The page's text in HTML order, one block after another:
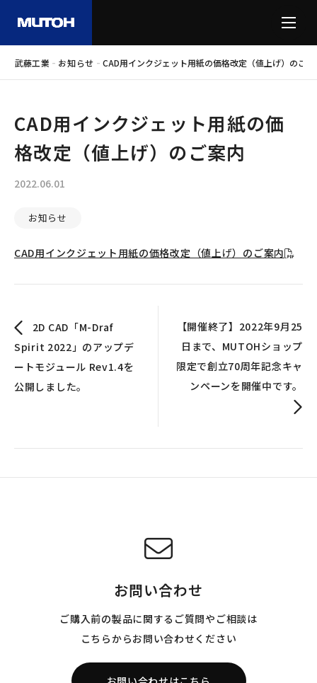
武藤工業 - お知らせ - CAD用インクジェット用紙の価格改定（値上げ）のご案
CAD用インクジェット用紙の価
格改定（値上げ）のご案内
2022.06.01
お知らせ
CAD用インクジェット用紙の価格改定（値上げ）のご案内
2D CAD「M-Draf
Spirit 2022」のアップデ
ートモジュール Rev1.4を
公開しました。
【開催終了】2022年9月25
日まで、MUTOHショップ
限定で創立70周年記念キャ
ンペーンを開催中です。
お問い合わせ
ご購入前の製品に関するご質問やご相談は
こちらからお問い合わせください